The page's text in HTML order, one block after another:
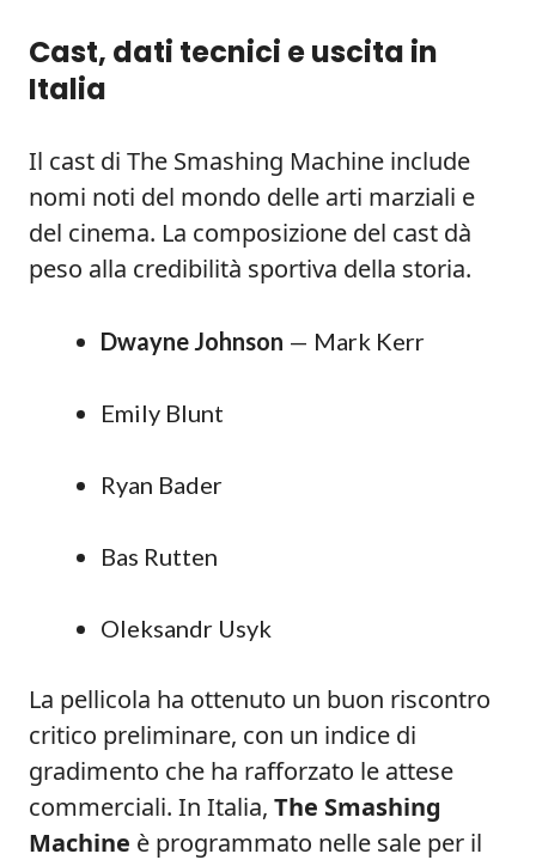
Cast, dati tecnici e uscita in
Italia
Il cast di The Smashing Machine include
nomi noti del mondo delle arti marziali e
del cinema. La composizione del cast dà
peso alla credibilità sportiva della storia.
Dwayne Johnson — Mark Kerr
Emily Blunt
Ryan Bader
Bas Rutten
Oleksandr Usyk
La pellicola ha ottenuto un buon riscontro
critico preliminare, con un indice di
gradimento che ha rafforzato le attese
commerciali. In Italia, The Smashing
Machine è programmato nelle sale per il